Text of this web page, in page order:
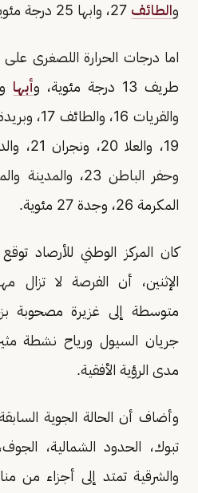
والطائف
اما درجات الحرارة اللصغرى
طريف 13 درجة مئوية، و
أبها
المكرمة 26، وجدة 27 مئوية.
كان المركز الوطني للأرصاد
الإثنين، أن الفرصة لا تزال
متوسطة إلى غزيرة مصحوبة
جريان السيول ورياح نشطة
مدى الرؤية الأفقية.
وأضاف أن الحالة الجوية
تبوك، الحدود الشمالية،
والشرقية تمتد إلى أجزاء من